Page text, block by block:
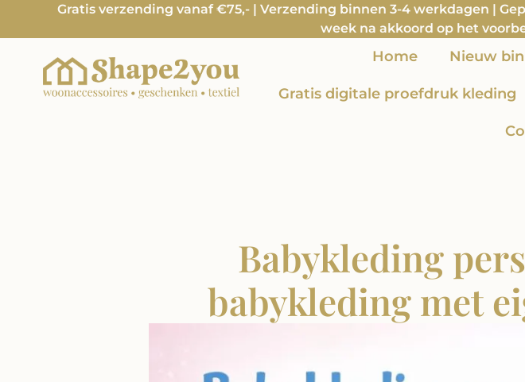
Gratis verzending vanaf €75,- | Verzending binnen 3-4 werkdagen |
week na akkoord op het
Home Nieuw
Gratis digitale proefdruk kleding
Babykleding
babykleding met